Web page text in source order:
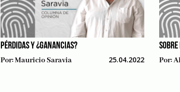
PÉRDIDAS Y ¿GANANCIAS?
Por:Mauricio Saravia 25.04.2022 Por: